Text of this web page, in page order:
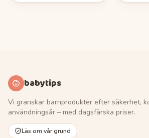
babytips
Vi granskar barnprodukter efter säkerhet,
användningsår – med dagsfärska priser.
Läs om vår grund